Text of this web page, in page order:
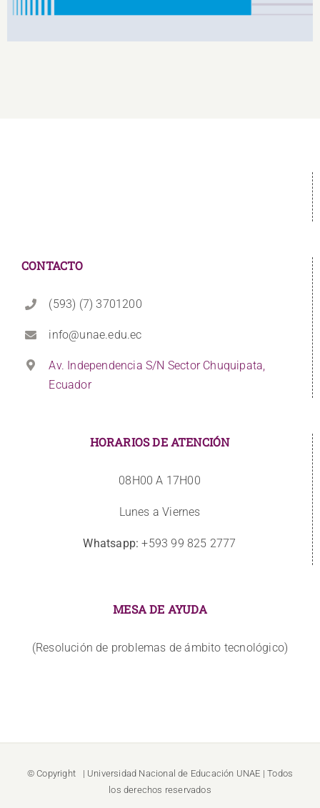
CONTACTO
(593) (7) 3701200
info@unae.edu.ec
Av. Independencia S/N Sector Chuquipata,
Ecuador
HORARIOS DE ATENCIÓN
08H00 A 17H00
Lunes a Viernes
Whatsapp: +593 99 825 2777
MESA DE AYUDA
(Resolución de problemas de ámbito tecnológico)
© Copyright | Universidad Nacional de Educación UNAE | Todos
los derechos reservados